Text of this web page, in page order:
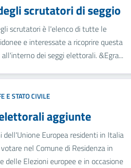
scrutatori di seggio
scrutatori è l'elenco di tutte le
e interessate a ricoprire questa
dei seggi elettorali. &Egra...
E STATO CIVILE
aggiunte
dell'Unione Europea residenti in Italia
nel Comune di Residenza in
delle Elezioni europee e in occasione